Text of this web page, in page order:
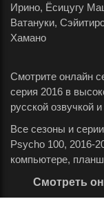
Ирино, Ёсицугу
Ватануки,
Хамано
Смотрите онлайн
серия 2016 в
русской озвучкой
Все сезоны и
Psycho 100, 2016-
компьютере,
Смотреть